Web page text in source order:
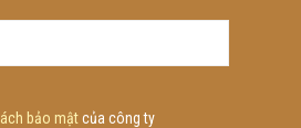
bảo mậtcủa công ty